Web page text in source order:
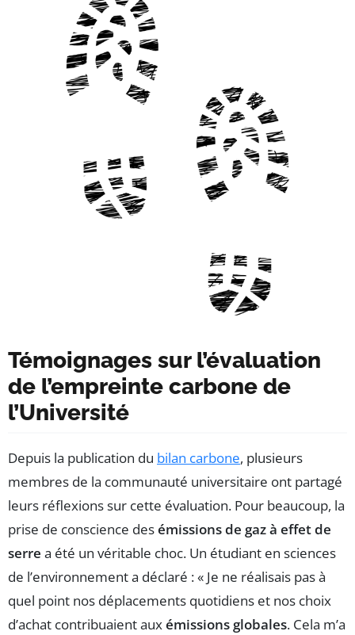
Témoignages sur l’évaluation
de l’empreinte carbone de
l’Université
Depuis la publication du bilan carbone, plusieurs
membres de la communauté universitaire ont partagé
leurs réflexions sur cette évaluation. Pour beaucoup, la
prise de conscience desémissions de gaz à effet de
serre a été un véritable choc. Un étudiant en sciences
de l’environnement a déclaré : « Je ne réalisais pas à
quel point nos déplacements quotidiens et nos choix
d’achat contribuaient auxémissions globales. Cela m’a